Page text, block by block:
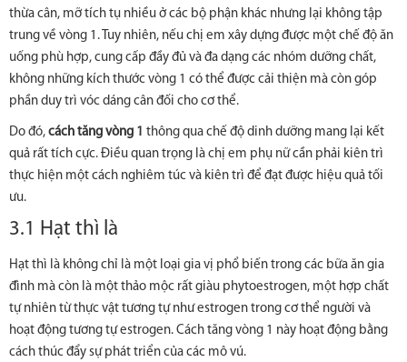
thừa cân, mỡ tích tụ nhiều ở các bộ phận khác nhưng lại không tập
trung về vòng 1. Tuy nhiên, nếu chị em xây dựng được một chế độ ăn
uống phù hợp, cung cấp đầy đủ và đa dạng các nhóm dưỡng chất,
không những kích thước vòng 1 có thể được cải thiện mà còn góp
phần duy trì vóc dáng cân đối cho cơ thể.
Do đó, cách tăng vòng 1 thông qua chế độ dinh dưỡng mang lại kết
quả rất tích cực. Điều quan trọng là chị em phụ nữ cần phải kiên trì
thực hiện một cách nghiêm túc và kiên trì để đạt được hiệu quả tối
ưu.
3.1 Hạt thì là
Hạt thì là không chỉ là một loại gia vị phổ biến trong các bữa ăn gia
đình mà còn là một thảo mộc rất giàu phytoestrogen, một hợp chất
tự nhiên từ thực vật tương tự như estrogen trong cơ thể người và
hoạt động tương tự estrogen. Cách tăng vòng 1 này hoạt động bằng
cách thúc đẩy sự phát triển của các mô vú.